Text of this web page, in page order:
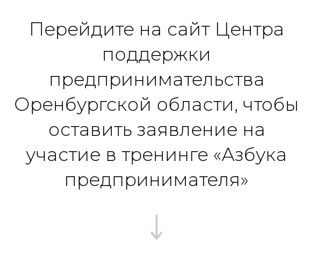
Перейдите на сайт Центра
поддержки
предпринимательства
Оренбургской области, чтобы
оставить заявление на
участие в тренинге «Азбука
предпринимателя»